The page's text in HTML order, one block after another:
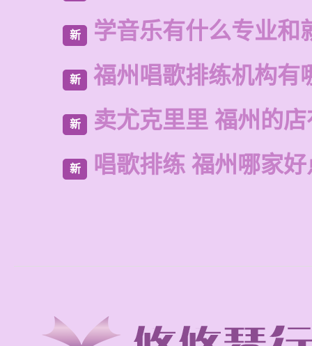
新 学音乐有什么专业和
新 福州唱歌排练机构有
新 卖尤克里里 福州的
新 唱歌排练 福州哪家好